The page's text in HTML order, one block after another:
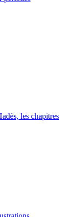
les chapitres